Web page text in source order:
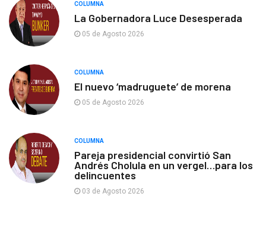
COLUMNA
La Gobernadora Luce Desesperada
05 de Agosto 2026
COLUMNA
El nuevo ‘madruguete’ de morena
05 de Agosto 2026
COLUMNA
Pareja presidencial convirtió San
Andrés Cholula en un vergel…para los
delincuentes
03 de Agosto 2026